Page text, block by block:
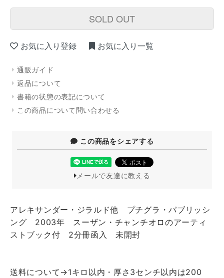
SOLD OUT
お気に入り登録 お気に入り一覧
通販ガイド
返品について
書籍の状態の表記について
この商品について問い合わせる
この商品をシェアする
メールで友達に教える
アレキサンダー・ジラルド他 プチグラ・パブリッシ
ング 2003年 スーザン・チャンチオロのアーティ
ストブック付 2分冊函入 未開封
送料について→1キロ以内・厚さ3センチ以内は200